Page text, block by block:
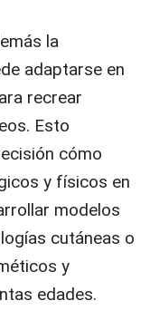
la
adaptarse en
recrear
Esto
cómo
y físicos en
modelos
cutáneas o
y
edades.